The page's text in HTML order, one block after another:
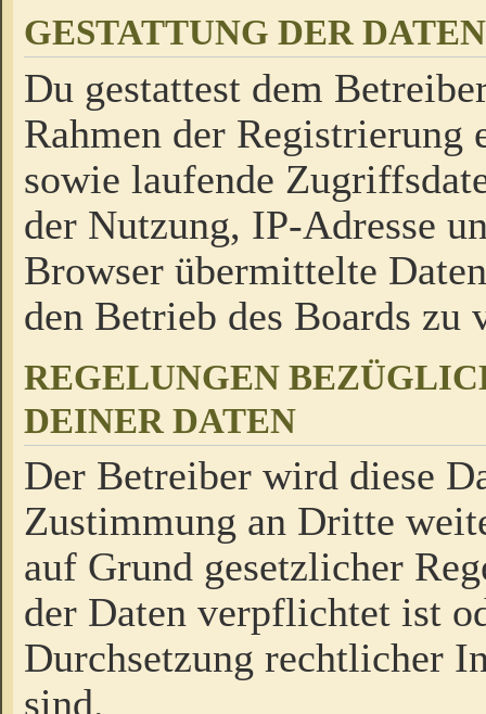
GESTATTUNG DER
Du gestattest dem
Rahmen der Registrierung
sowie laufende
der Nutzung, IP-Adresse
Browser übermittelte
den Betrieb des Boards zu
REGELUNGEN
DEINER DATEN
Der Betreiber wird diese
Zustimmung an Dritte
auf Grund gesetzlicher
der Daten verpflichtet ist
Durchsetzung rechtlicher
sind.